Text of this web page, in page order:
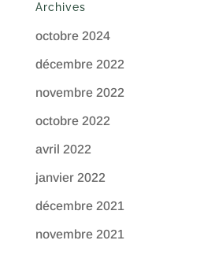
Archives
octobre 2024
décembre 2022
novembre 2022
octobre 2022
avril 2022
janvier 2022
décembre 2021
novembre 2021